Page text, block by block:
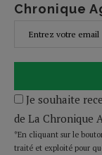
Chronique
Je souhaite
de La Chronique
*En cliquant sur le
traité et exploité pour